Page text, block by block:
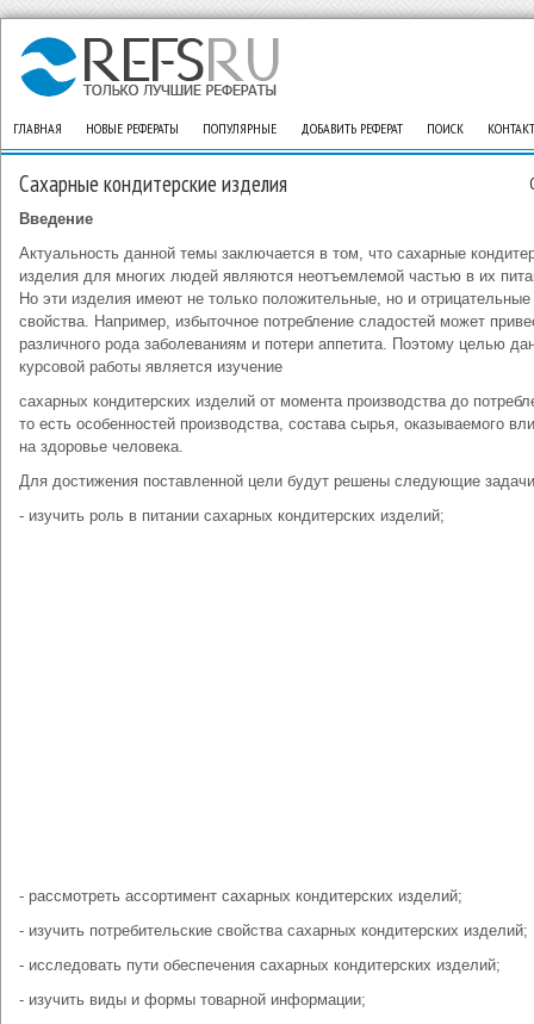
ГЛАВНАЯ НОВЫЕ РЕФЕРАТЫ ПОПУЛЯРНЫЕ ДОБАВИТЬ РЕФЕРАТ ПОИСК
Сахарные кондитерские изделия
Введение
Актуальность данной темы заключается в том, что сахарные
изделия для многих людей являются неотъемлемой частью в их
Но эти изделия имеют не только положительные, но и отрицательные
свойства. Например, избыточное потребление сладостей может
различного рода заболеваниям и потери аппетита. Поэтому целью
курсовой работы является изучение
сахарных кондитерских изделий от момента производства до
то есть особенностей производства, состава сырья, оказываемого
на здоровье человека.
Для достижения поставленной цели будут решены следующие
- изучить роль в питании сахарных кондитерских изделий;
- рассмотреть ассортимент сахарных кондитерских изделий;
- изучить потребительские свойства сахарных кондитерских изделий;
- исследовать пути обеспечения сахарных кондитерских изделий;
- изучить виды и формы товарной информации;